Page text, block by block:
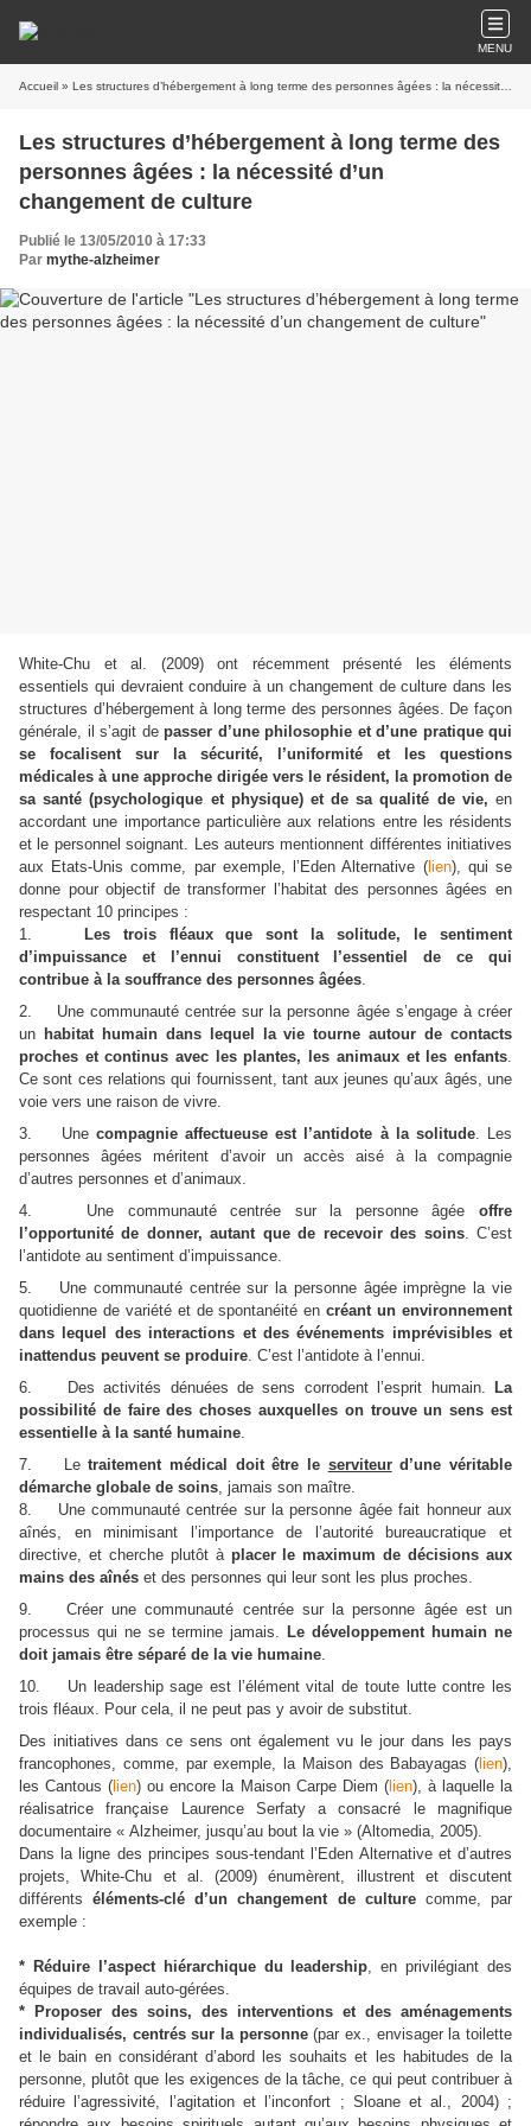
MENU
Accueil » Les structures d’hébergement à long terme des personnes âgées : la nécessité d’un changement de culture
Les structures d’hébergement à long terme des
personnes âgées : la nécessité d’un
changement de culture
Publié le 13/05/2010 à 17:33
Par mythe-alzheimer
White-Chu et al. (2009) ont récemment présenté les éléments
essentiels qui devraient conduire à un changement de culture dans les
structures d’hébergement à long terme des personnes âgées. De façon
générale, il s’agit de passer d’une philosophie et d’une pratique qui
se focalisent sur la sécurité, l’uniformité et les questions
médicales à une approche dirigée vers le résident, la promotion de
sa santé (psychologique et physique) et de sa qualité de vie, en
accordant une importance particulière aux relations entre les résidents
et le personnel soignant. Les auteurs mentionnent différentes initiatives
aux Etats-Unis comme, par exemple, l’Eden Alternative (lien), qui se
donne pour objectif de transformer l’habitat des personnes âgées en
respectant 10 principes :
1.
Les trois fléaux que sont la solitude, le sentiment
d’impuissance et l’ennui constituent l’essentiel de ce qui
contribue à la souffrance des personnes âgées.
2. Une communauté centrée sur la personne âgée s’engage à créer
un habitat humain dans lequel la vie tourne autour de contacts
proches et continus avec les plantes, les animaux et les enfants.
Ce sont ces relations qui fournissent, tant aux jeunes qu’aux âgés, une
voie vers une raison de vivre.
3. Une compagnie affectueuse est l’antidote à la solitude. Les
personnes âgées méritent d’avoir un accès aisé à la compagnie
d’autres personnes et d’animaux.
4. Une communauté centrée sur la personne âgée offre
l’opportunité de donner, autant que de recevoir des soins. C’est
l’antidote au sentiment d’impuissance.
5. Une communauté centrée sur la personne âgée imprègne la vie
quotidienne de variété et de spontanéité encréant un environnement
dans lequel des interactions et des événements imprévisibles et
inattendus peuvent se produire. C’est l’antidote à l’ennui.
6. Des activités dénuées de sens corrodent l’esprit humain.
La
possibilité de faire des choses auxquelles on trouve un sens est
essentielle à la santé humaine.
7. Letraitement médical doit être le serviteurd’une véritable
démarche globale de soins, jamais son maître.
8. Une communauté centrée sur la personne âgée fait honneur aux
aînés, en minimisant l’importance de l’autorité bureaucratique et
directive, et cherche plutôt à placer le maximum de décisions aux
mains des aînés et des personnes qui leur sont les plus proches.
9. Créer une communauté centrée sur la personne âgée est un
processus qui ne se termine jamais. Le développement humain ne
doit jamais être séparé de la vie humaine.
10. Un leadership sage est l’élément vital de toute lutte contre les
trois fléaux. Pour cela, il ne peut pas y avoir de substitut.
Des initiatives dans ce sens ont également vu le jour dans les pays
francophones, comme, par exemple, la Maison des Babayagas ( lien),
les Cantous ( lien) ou encore la Maison Carpe Diem (lien), à laquelle la
réalisatrice française Laurence Serfaty a consacré le magnifique
documentaire « Alzheimer, jusqu’au bout la vie » (Altomedia, 2005).
Dans la ligne des principes sous-tendant l’Eden Alternative et d’autres
projets, White-Chu et al. (2009) énumèrent, illustrent et discutent
différentséléments-clé d’un changement de culturecomme, par
exemple :
* Réduire l’aspect hiérarchique du leadership, en privilégiant des
équipes de travail auto-gérées.
* Proposer des soins, des interventions et des aménagements
individualisés, centrés sur la personne(par ex., envisager la toilette
et le bain en considérant d’abord les souhaits et les habitudes de la
personne, plutôt que les exigences de la tâche, ce qui peut contribuer à
réduire l’agressivité, l’agitation et l’inconfort ; Sloane et al., 2004) ;